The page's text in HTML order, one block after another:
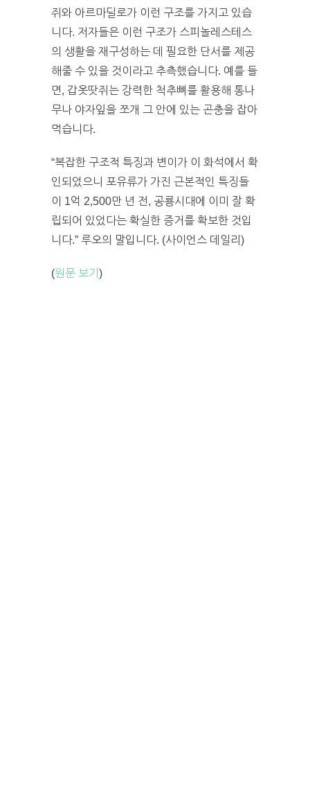
쥐와 아르마딜로가 이런 구조를 가지고 있습
니다. 저자들은 이런 구조가 스피놀레스테스
의 생활을 재구성하는 데 필요한 단서를 제공
해줄 수 있을 것이라고 추측했습니다. 예를 들
면, 갑옷땃쥐는 강력한 척추뼈를 활용해 통나
무나 야자잎을 쪼개 그 안에 있는 곤충을 잡아
먹습니다.
“복잡한 구조적 특징과 변이가 이 화석에서 확
인되었으니 포유류가 가진 근본적인 특징들
이 1억 2,500만 년 전, 공룡시대에 이미 잘 확
립되어 있었다는 확실한 증거를 확보한 것입
니다.” 루오의 말입니다. (사이언스 데일리)
(원문 보기 )